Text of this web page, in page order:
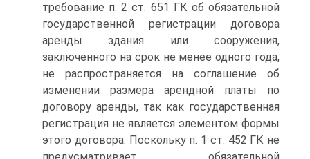
требование п. 2 ст. 651 ГК об обязательной
государственной регистрации договора
аренды здания или сооружения,
заключенного на срок не менее одного года,
не распространяется на соглашение об
изменении размера арендной платы по
договору аренды, так как государственная
регистрация не является элементом формы
этого договора. Поскольку п. 1 ст. 452 ГК не